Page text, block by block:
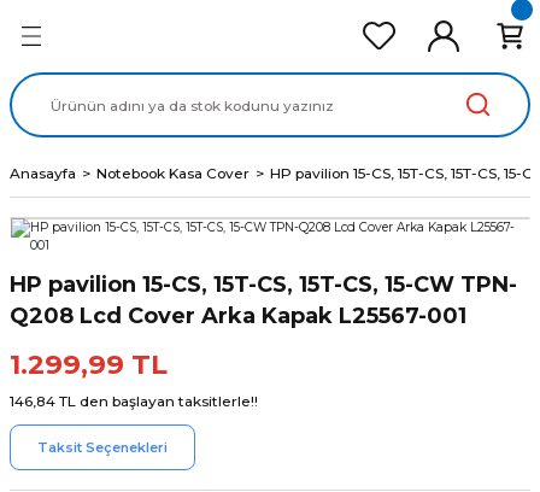
Ekran Panel
Data Kablo
Anasayfa Notebook Kasa Cover HP pavilion 15-CS, 15T-CS, 15T-CS,
HP pavilion 15-CS, 15T-CS, 15T-CS, 15-CW TPN-
Q208 Lcd Cover Arka Kapak L25567-001
1.299,99 TL
146,84 TL den başlayan taksitlerle!!
Taksit Seçenekleri